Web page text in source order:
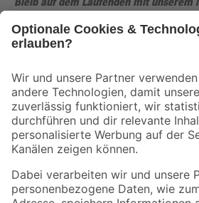
Der toom Newsletter: Keine Angebote und
Folge uns
Zahlungsarten